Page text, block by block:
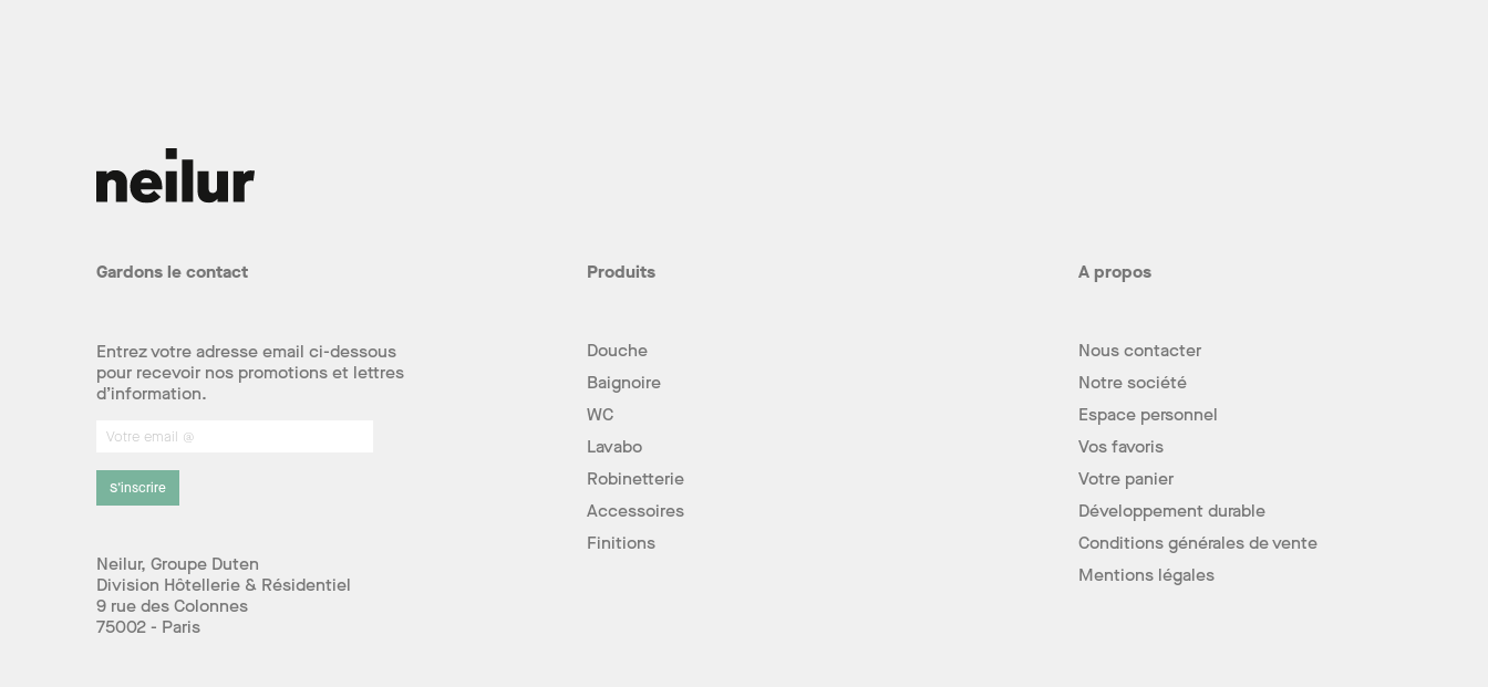
Gardons le contact
Entrez votre adresse email ci-dessous
pour recevoir nos promotions et lettres
d’information.
S’inscrire
Neilur, Groupe Duten
Division Hôtellerie & Résidentiel
9 rue des Colonnes
75002 - Paris
Produits
Douche
Baignoire
WC
Lavabo
Robinetterie
Accessoires
Finitions
A propos
Nous contacter
Notre société
Espace personnel
Vos favoris
Votre panier
Développement durable
Conditions générales de vente
Mentions légales